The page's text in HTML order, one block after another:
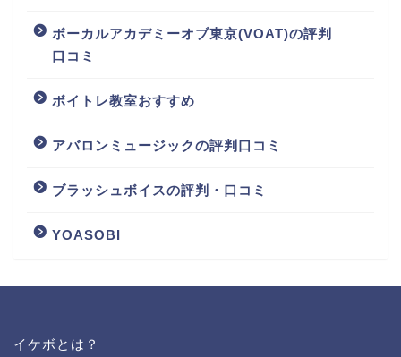
ボーカルアカデミーオブ東京(VOAT)の評判
口コミ
ボイトレ教室おすすめ
アバロンミュージックの評判口コミ
ブラッシュボイスの評判・口コミ
YOASOBI
イケボとは？